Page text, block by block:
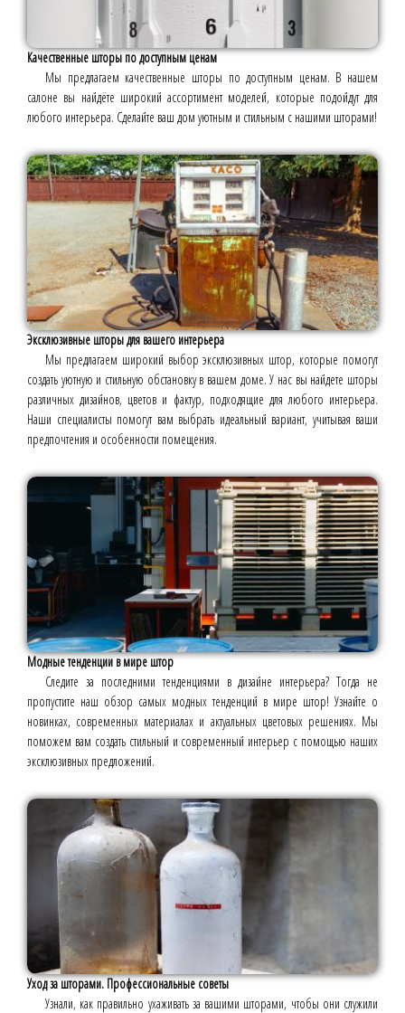
Качественные шторы по доступным ценам
Мы предлагаем качественные шторы по доступным ценам. В нашем
салоне вы найдёте широкий ассортимент моделей, которые подойдут для
любого интерьера. Сделайте ваш дом уютным и стильным с нашими шторами!
Эксклюзивные шторы для вашего интерьера
Мы предлагаем широкий выбор эксклюзивных штор, которые помогут
создать уютную и стильную обстановку в вашем доме. У нас вы найдете шторы
различных дизайнов, цветов и фактур, подходящие для любого интерьера.
Наши специалисты помогут вам выбрать идеальный вариант, учитывая ваши
предпочтения и особенности помещения.
Модные тенденции в мире штор
Следите за последними тенденциями в дизайне интерьера? Тогда не
пропустите наш обзор самых модных тенденций в мире штор! Узнайте о
новинках, современных материалах и актуальных цветовых решениях. Мы
поможем вам создать стильный и современный интерьер с помощью наших
эксклюзивных предложений.
Уход за шторами. Профессиональные советы
Узнали, как правильно ухаживать за вашими шторами, чтобы они служили